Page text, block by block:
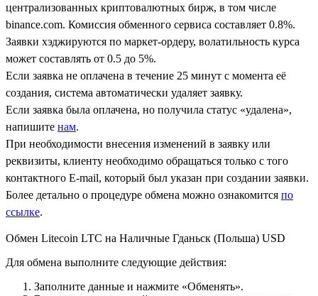
централизованных криптовалютных бирж, в том числе
binance.com. Комиссия обменного сервиса составляет 0.8%.
Заявки хэджируются по маркет-ордеру, волатильность курса
может составлять от 0.5 до 5%.
Если заявка не оплачена в течение 25 минут с момента её
создания, система автоматически удаляет заявку.
Если заявка была оплачена, но получила статус «удалена»,
напишите нам.
При необходимости внесения изменений в заявку или
реквизиты, клиенту необходимо обращаться только с того
контактного Е-mail, который был указан при создании заявки.
Более детально о процедуре обмена можно ознакомится по
ссылке.
Обмен Litecoin LTC на Наличные Гданьск (Польша) USD
Для обмена выполните следующие действия:
Заполните данные и нажмите «Обменять».